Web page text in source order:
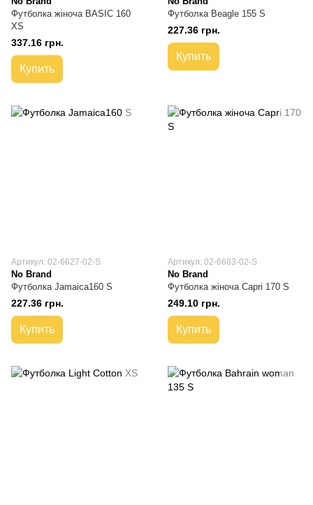
Футболка жіноча BASIC 160
XS
337.16 грн.
Купить
Футболка Beagle 155 S
227.36 грн.
Купить
Артикул: 02-6627-02-S
No Brand
Футболка Jamaica160 S
227.36 грн.
Купить
Артикул: 02-6683-02-S
No Brand
Футболка жіноча Capri 170 S
249.10 грн.
Купить